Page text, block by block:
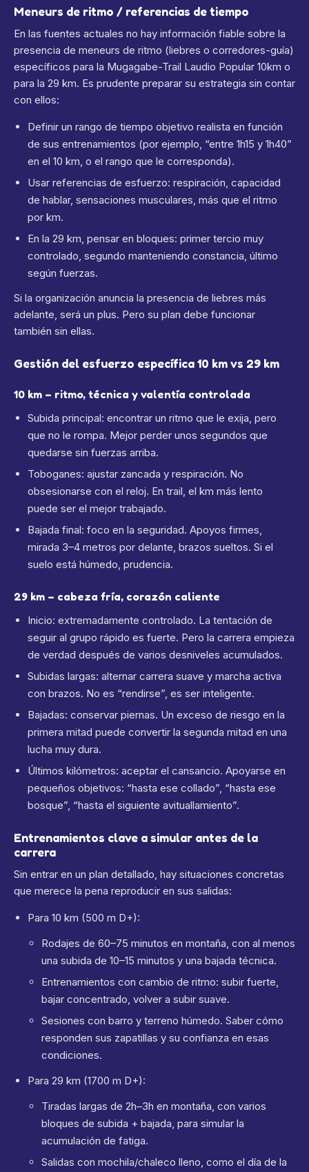
Meneurs de ritmo / referencias de tiempo
En las fuentes actuales no hay información fiable sobre la
presencia de meneurs de ritmo (liebres o corredores-guía)
específicos para la Mugagabe-Trail Laudio Popular 10km o
para la 29 km. Es prudente preparar su estrategia sin contar
con ellos:
Definir un rango de tiempo objetivo realista en función
de sus entrenamientos (por ejemplo, “entre 1h15 y 1h40”
en el 10 km, o el rango que le corresponda).
Usar referencias de esfuerzo: respiración, capacidad
de hablar, sensaciones musculares, más que el ritmo
por km.
En la 29 km, pensar en bloques: primer tercio muy
controlado, segundo manteniendo constancia, último
según fuerzas.
Si la organización anuncia la presencia de liebres más
adelante, será un plus. Pero su plan debe funcionar
también sin ellas.
Gestión del esfuerzo específica 10 km vs 29 km
10 km – ritmo, técnica y valentía controlada
Subida principal: encontrar un ritmo que le exija, pero
que no le rompa. Mejor perder unos segundos que
quedarse sin fuerzas arriba.
Toboganes: ajustar zancada y respiración. No
obsesionarse con el reloj. En trail, el km más lento
puede ser el mejor trabajado.
Bajada final: foco en la seguridad. Apoyos firmes,
mirada 3–4 metros por delante, brazos sueltos. Si el
suelo está húmedo, prudencia.
29 km – cabeza fría, corazón caliente
Inicio: extremadamente controlado. La tentación de
seguir al grupo rápido es fuerte. Pero la carrera empieza
de verdad después de varios desniveles acumulados.
Subidas largas: alternar carrera suave y marcha activa
con brazos. No es “rendirse”, es ser inteligente.
Bajadas: conservar piernas. Un exceso de riesgo en la
primera mitad puede convertir la segunda mitad en una
lucha muy dura.
Últimos kilómetros: aceptar el cansancio. Apoyarse en
pequeños objetivos: “hasta ese collado”, “hasta ese
bosque”, “hasta el siguiente avituallamiento”.
Entrenamientos clave a simular antes de la
carrera
Sin entrar en un plan detallado, hay situaciones concretas
que merece la pena reproducir en sus salidas:
Para 10 km (500 m D+):
Rodajes de 60–75 minutos en montaña, con al menos
una subida de 10–15 minutos y una bajada técnica.
Entrenamientos con cambio de ritmo: subir fuerte,
bajar concentrado, volver a subir suave.
Sesiones con barro y terreno húmedo. Saber cómo
responden sus zapatillas y su confianza en esas
condiciones.
Para 29 km (1700 m D+):
Tiradas largas de 2h–3h en montaña, con varios
bloques de subida + bajada, para simular la
acumulación de fatiga.
Salidas con mochila/chaleco lleno, como el día de la